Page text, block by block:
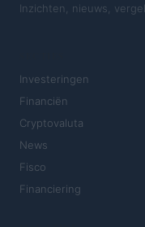
Inzichten, nieuws,
Investeringen
Financiën
Cryptovaluta
News
Fisco
Financiering